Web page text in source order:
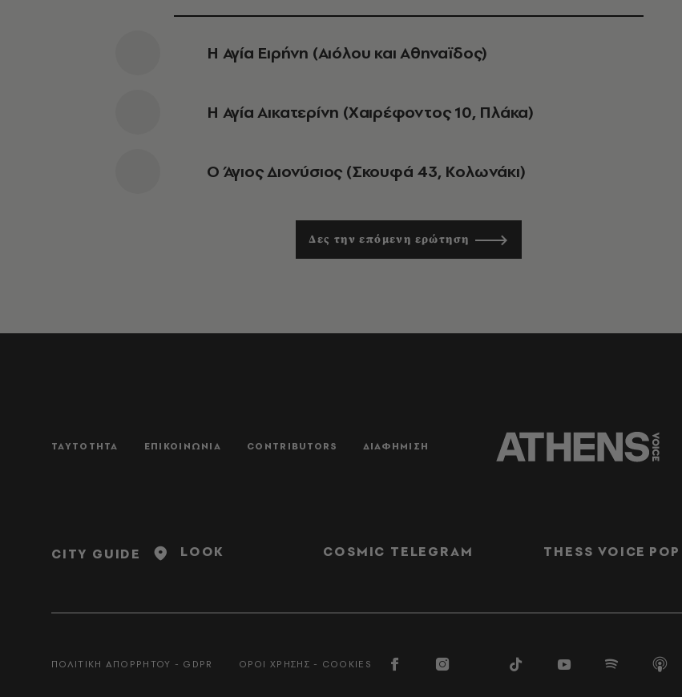
Η Αγία Ειρήνη (Αιόλου και Αθηναϊδος)
Η Αγία Αικατερίνη (Χαιρέφοντος 10, Πλάκα)
Ο Άγιος Διονύσιος (Σκουφά 43, Κολωνάκι)
Δες την επόμενη ερώτηση
ΤΑΥΤΟΤΗΤΑ ΕΠΙΚΟΙΝΩΝΙΑ CONTRIBUTORS ΔΙΑΦΗΜΙΣΗ
CITY GUIDE LOOK COSMIC TELEGRAM THESS VOICE
ΠΟΛΙΤΙΚΗ ΑΠΟΡΡΗΤΟΥ - GDPR ΟΡΟΙ ΧΡΗΣΗΣ - COOKIES